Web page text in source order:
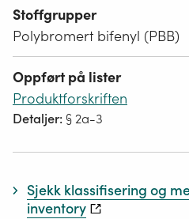
Stoffgrupper
Polybromert bifenyl (PBB)
Oppført på lister
Produktforskriften
Detaljer: § 2a-3
Sjekk klassifisering og
inventory